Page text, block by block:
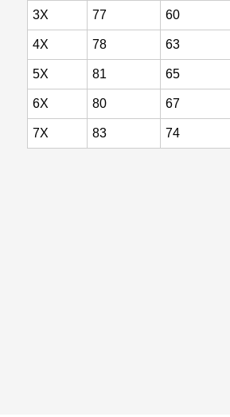
3X 77 60
4X 78 63
5X 81 65
6X 80 67
7X 83 74